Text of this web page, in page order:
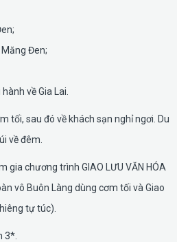
Đen;
về Gia Lai.
tối, sau đó về khách sạn nghỉ ngơi. Du
về đêm.
gia chương trình GIAO LƯU VĂN HÓA
vô Buôn Làng dùng cơm tối và Giao
tự túc).
3*.